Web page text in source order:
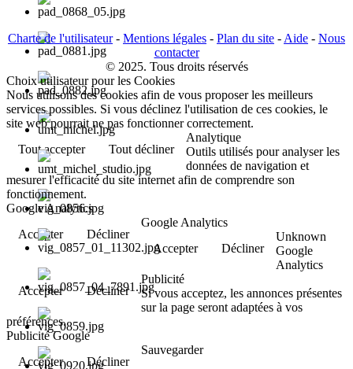
Charte de l'utilisateur- Mentions légales - Plan du site - Aide - Nous
contacter
© 2025. Tous droits réservés
Choix utilisateur pour les Cookies
Nous utilisons des cookies afin de vous proposer les meilleurs
services possibles. Si vous déclinez l'utilisation de ces cookies, le
site web pourrait ne pas fonctionner correctement.
Tout accepter
Tout décliner
Analytique
Outils utilisés pour analyser les
données de navigation et
mesurer l'efficacité du site internet afin de comprendre son
fonctionnement.
Google Analytics
Accepter
Décliner
Google Analytics
Accepter
Décliner
Unknown
Google
Analytics
Accepter
Décliner
Publicité
Si vous acceptez, les annonces présentes
sur la page seront adaptées à vos
préférences.
Publicité Google
Accepter
Décliner
Sauvegarder